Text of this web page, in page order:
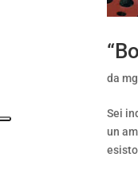
da
Sei
un